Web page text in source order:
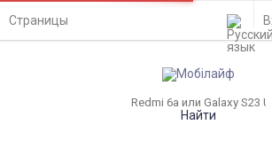
Страницы
Найти